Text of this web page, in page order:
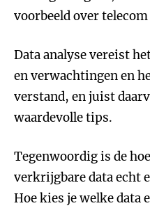
voorbeeld over
Data analyse vereist
en verwachtingen en
verstand, en juist
waardevolle tips.
Tegenwoordig is de
verkrijgbare data echt
Hoe kies je welke data